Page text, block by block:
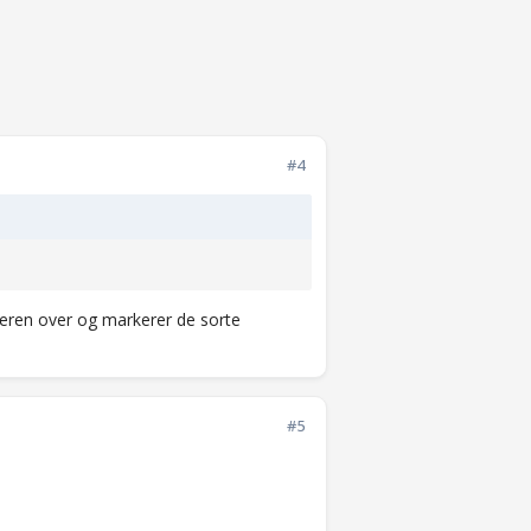
#4
over og markerer de sorte
#5